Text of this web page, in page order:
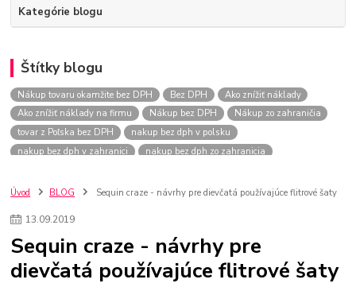
Kategórie blogu
Štítky blogu
Nákup tovaru okamžite bez DPH Bez DPH
Ako znížiť náklady
Ako znížiť náklady na firmu
Nákup bez DPH
Nákup zo zahraničia
tovar z Poľska bez DPH
nakup bez dph v polsku
nakup bez dph v zahranici
nakup bez dph zo zahranicia
szco nakup bez dph
Smart hodinky pre deti
Plyšový macovia
Lego Star Wars
Darčeky na Vianoce 2019
Vianočný darček pre dievča do 20€
Darčeky pre dievčatá
Star Wars
Skladačky pre deti
Kedy by malo batoľa meniť posteľ?
Úvod BLOG Sequin craze - návrhy pre dievčatá používajúce flitrové šaty
13.09.2019
Sequin craze - návrhy pre
dievčatá používajúce flitrové šaty